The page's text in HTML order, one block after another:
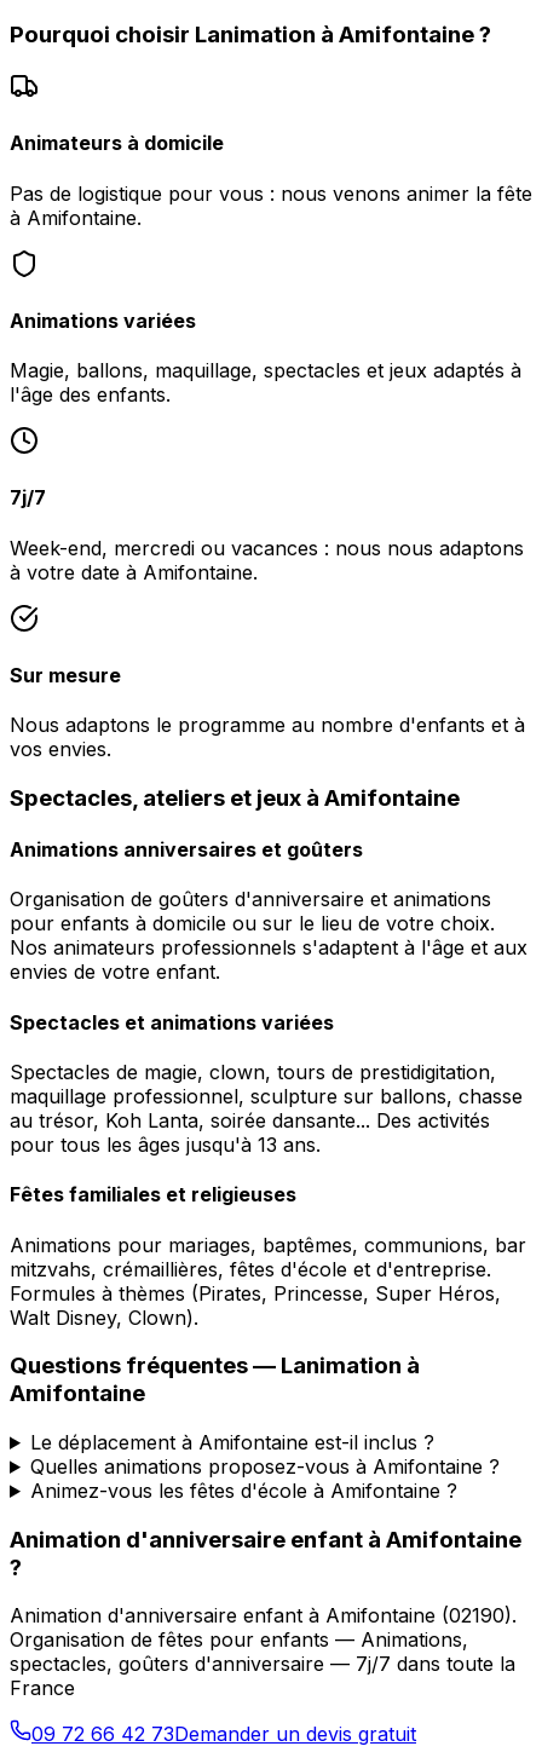
Pourquoi choisir Lanimation à Amifontaine?
Animateurs à domicile
Pas de logistique pour vous : nous venons animer la fête
à Amifontaine.
Animations variées
Magie, ballons, maquillage, spectacles et jeux adaptés à
l'âge des enfants.
7j/7
Week-end, mercredi ou vacances : nous nous adaptons
à votre date à Amifontaine.
Sur mesure
Nous adaptons le programme au nombre d'enfants et à
vos envies.
Spectacles, ateliers et jeux à Amifontaine
Animations anniversaires et goûters
Organisation de goûters d'anniversaire et animations
pour enfants à domicile ou sur le lieu de votre choix.
Nos animateurs professionnels s'adaptent à l'âge et aux
envies de votre enfant.
Spectacles et animations variées
Spectacles de magie, clown, tours de prestidigitation,
maquillage professionnel, sculpture sur ballons, chasse
au trésor, Koh Lanta, soirée dansante... Des activités
pour tous les âges jusqu'à 13 ans.
Fêtes familiales et religieuses
Animations pour mariages, baptêmes, communions, bar
mitzvahs, crémaillières, fêtes d'école et d'entreprise.
Formules à thèmes (Pirates, Princesse, Super Héros,
Walt Disney, Clown).
Questions fréquentes — Lanimation à
Amifontaine
Le déplacement à Amifontaine est-il inclus ?
Quelles animations proposez-vous à Amifontaine ?
Animez-vous les fêtes d'école à Amifontaine ?
Animation d'anniversaire enfant à Amifontaine
?
Animation d'anniversaire enfant à Amifontaine (02190).
Organisation de fêtes pour enfants — Animations,
spectacles, goûters d'anniversaire — 7j/7 dans toute la
France
09 72 66 42 73Demander un devis gratuit